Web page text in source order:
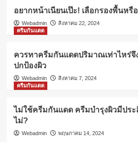
อยากหน้าเนียนเป๊ะ! เลือกรองพื้นหรื
Webadmin
สิงหาคม 22, 2024
ครีมกันแดด
ควรทาครีมกันแดดปริมาณเท่าไหร่จึ
ปกป้องผิว
Webadmin
สิงหาคม 7, 2024
ครีมกันแดด
ไม่ใช้ครีมกันแดด ครีมบำรุงผิวมีปร
ไม่?
Webadmin พฤษภาคม 14, 2024